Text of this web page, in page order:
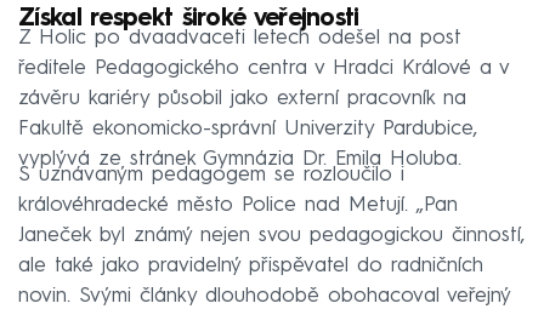
Získal respekt široké veřejnosti
Z Holic po dvaadvaceti letech odešel na post
ředitele Pedagogického centra v Hradci Králové a v
závěru kariéry působil jako externí pracovník na
Fakultě ekonomicko-správní Univerzity Pardubice,
vyplývá ze stránek Gymnázia Dr. Emila Holuba.
S uznávaným pedagogem se rozloučilo i
královéhradecké město Police nad Metují. „Pan
Janeček byl známý nejen svou pedagogickou činností,
ale také jako pravidelný přispěvatel do radničních
novin. Svými články dlouhodobě obohacoval veřejný